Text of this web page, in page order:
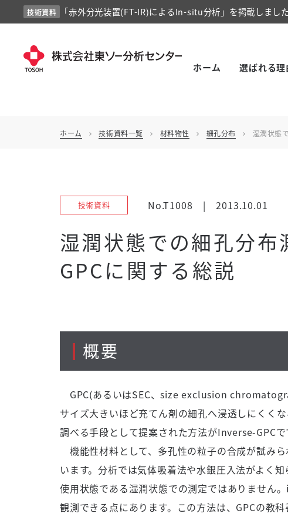
技術資料 「赤外分光装置(FT-IR)によるIn-situ分析」を掲載しました
ホーム
選ばれる理
ホーム chevron_right 技術資料一覧 chevron_right 材料物性 chevron_right 細孔分布 chevron_right 湿潤状態
技術資料 No.T1008 | 2013.10.01
湿潤状態での細孔分
GPCに関する総説
概要
GPC(あるいはSEC、size exclusion
サイズ大きいほど充てん剤の細孔へ浸透しにくく
調べる手段として提案された方法がInverse-GPCで
機能性材料として、多孔性の粒子の合成が試み
います。分析では気体吸着法や水銀圧入法がよく
使用状態である湿潤状態での測定ではありません
観測できる点にあります。この方法は、GPCの教